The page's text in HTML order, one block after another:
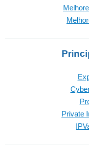
Private